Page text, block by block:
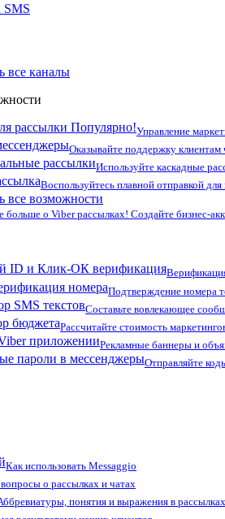
SMS
все каналы
рассылки Популярно!Управление
Оказывайте поддержку
рассылкиИспользуйте каскадные
Воспользуйтесь плавной отправкой
все возможности
больше о Viber рассылках! Создайте бизнес-
ID и Клик-ОК верификация
номераПодтверждение номера
SMS текстовСоставьте вовлекающее
бюджетаРассчитайте стоимость
приложенииРекламные баннеры и
пароли в мессенджерыОтправляйте
Как использовать Messaggio
о рассылках и чатах
понятия и выражения в рассылках